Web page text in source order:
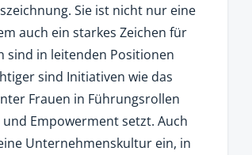
Sie ist nicht nur eine
auch ein starkes Zeichen für
sind in leitenden Positionen
sind Initiativen wie das
Frauen in Führungsrollen
Empowerment setzt. Auch
Unternehmenskultur ein, in